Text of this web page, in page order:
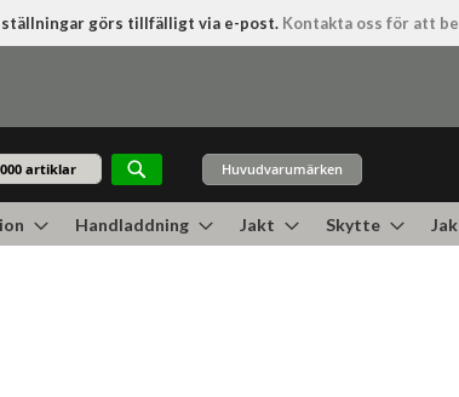
görs tillfälligt via e-post. Kontakta oss för att
Sök
Huvudvarumärken
Handladdning Jakt Skytte